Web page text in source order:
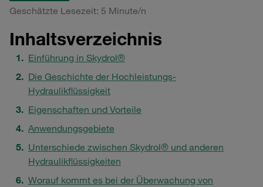
Geschätzte Lesezeit: 5 Minute/n
Inhaltsverzeichnis
Einführung in Skydrol®
Die Geschichte der Hochleistungs-
Hydraulikflüssigkeit
Eigenschaften und Vorteile
Anwendungsgebiete
Unterschiede zwischen Skydrol® und anderen
Hydraulikflüssigkeiten
Worauf kommt es bei der Überwachung von